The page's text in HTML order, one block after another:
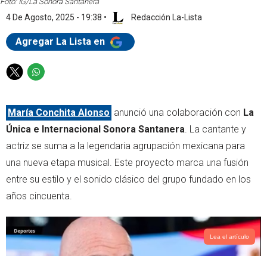
4 De Agosto, 2025 - 19:38 • Redacción La-Lista
Agregar La Lista en
T
i
t
t
e
r
W
a
t
s
p
p
María Conchita Alonso anunció una colaboración con La
Única e Internacional Sonora Santanera. La cantante y
actriz se suma a la legendaria agrupación mexicana para
una nueva etapa musical. Este proyecto marca una fusión
entre su estilo y el sonido clásico del grupo fundado en los
años cincuenta.
Lea el artículo